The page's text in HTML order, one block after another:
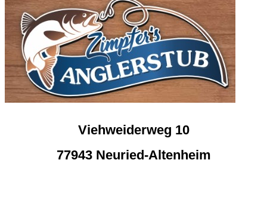
Viehweiderweg 10
77943 Neuried-Altenheim